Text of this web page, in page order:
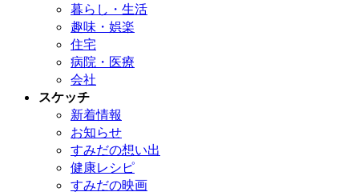
暮らし・生活
趣味・娯楽
住宅
病院・医療
会社
スケッチ
新着情報
お知らせ
すみだの想い出
健康レシピ
すみだの映画